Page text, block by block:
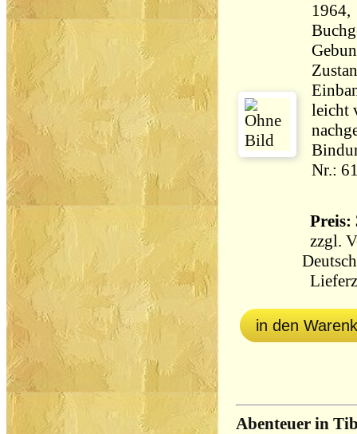
1964,
leicht
Nr.:
Preis:
zzgl.
in den
Abenteuer in